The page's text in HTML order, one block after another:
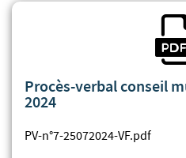
Procès-verbal conseil
2024
PV-n°7-25072024-VF.pdf